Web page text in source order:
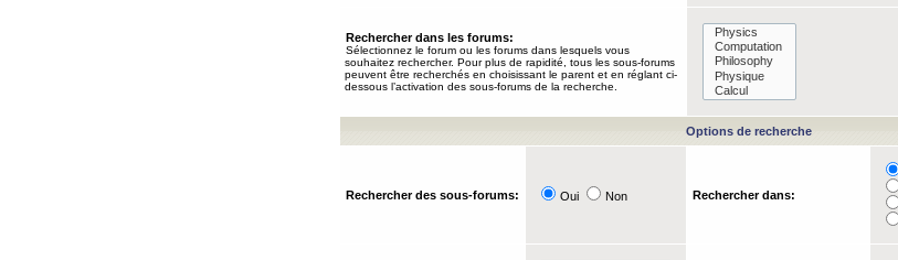
Rechercher dans les forums:
Sélectionnez le forum ou les forums dans lesquels vous
souhaitez rechercher. Pour plus de rapidité, tous les sous-forums
peuvent être recherchés en choisissant le parent et en réglant ci-
dessous l’activation des sous-forums de la recherche.
Options de recherche
Rechercher des sous-forums: Oui Non Rechercher dans: